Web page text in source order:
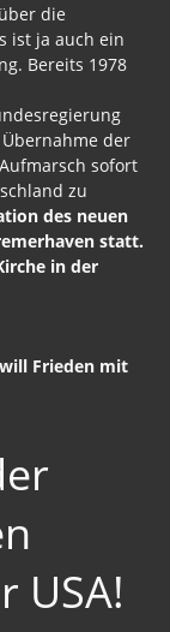
die
ist ja auch ein
Bereits 1978
der
sofort
zu
des neuen
statt.
in der
Frieden mit
USA!